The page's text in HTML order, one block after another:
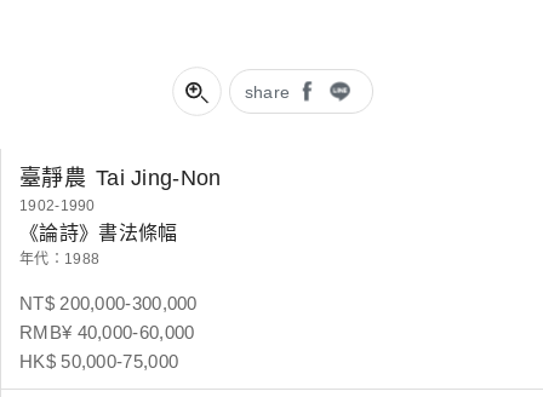
share
臺靜農 Tai Jing-Non
1902-1990
《論詩》書法條幅
年代：1988
NT$ 200,000-300,000
RMB¥ 40,000-60,000
HK$ 50,000-75,000